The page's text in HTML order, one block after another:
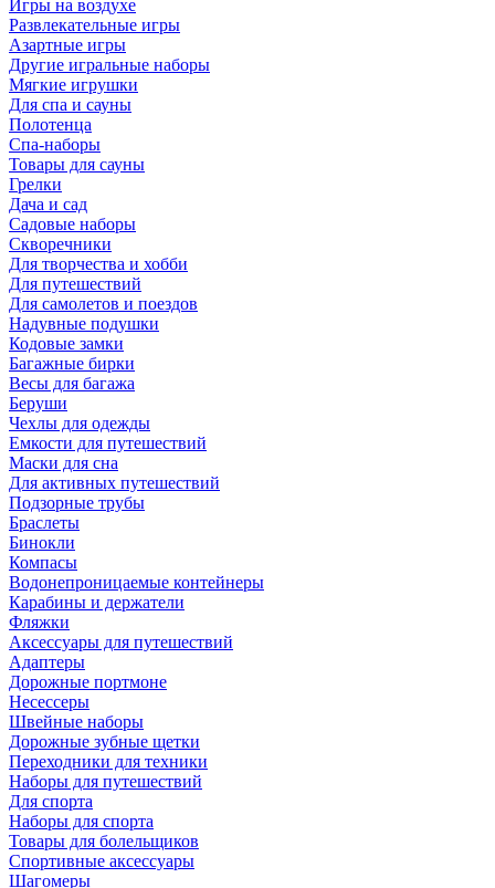
Игры на воздухе
Развлекательные игры
Азартные игры
Другие игральные наборы
Мягкие игрушки
Для спа и сауны
Полотенца
Спа-наборы
Товары для сауны
Грелки
Дача и сад
Садовые наборы
Скворечники
Для творчества и хобби
Для путешествий
Для самолетов и поездов
Надувные подушки
Кодовые замки
Багажные бирки
Весы для багажа
Беруши
Чехлы для одежды
Емкости для путешествий
Маски для сна
Для активных путешествий
Подзорные трубы
Браслеты
Бинокли
Компасы
Водонепроницаемые контейнеры
Карабины и держатели
Фляжки
Аксессуары для путешествий
Адаптеры
Дорожные портмоне
Несессеры
Швейные наборы
Дорожные зубные щетки
Переходники для техники
Наборы для путешествий
Для спорта
Наборы для спорта
Товары для болельщиков
Спортивные аксессуары
Шагомеры